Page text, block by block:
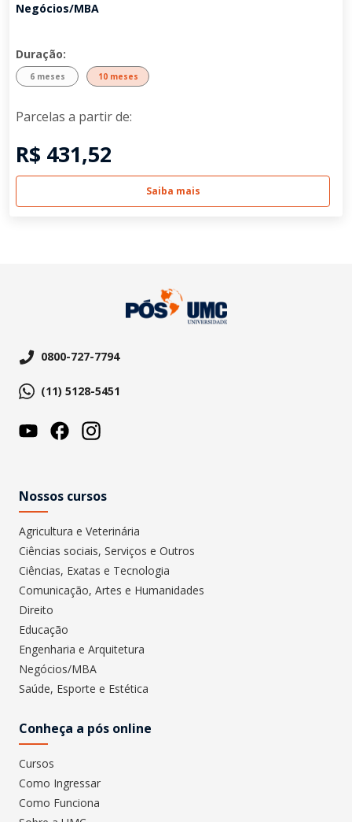
Negócios/MBA
Duração:
6 meses 10 meses
Parcelas a partir de:
R$ 431,52
Saiba mais
0800-727-7794
(11) 5128-5451
Nossos cursos
Agricultura e Veterinária
Ciências sociais, Serviços e Outros
Ciências, Exatas e Tecnologia
Comunicação, Artes e Humanidades
Direito
Educação
Engenharia e Arquitetura
Negócios/MBA
Saúde, Esporte e Estética
Conheça a pós online
Cursos
Como Ingressar
Como Funciona